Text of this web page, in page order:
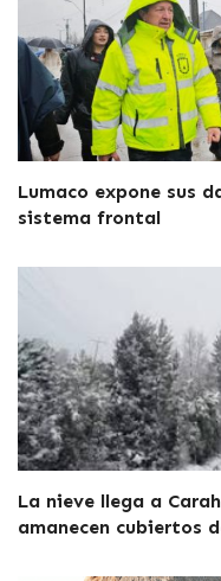
Lumaco expone sus
sistema frontal
La nieve llega a
amanecen cubiertos